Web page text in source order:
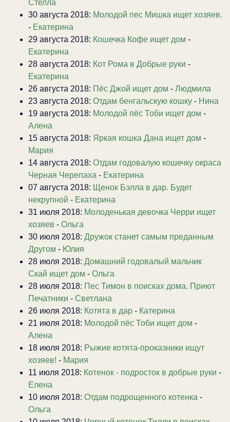
Стелла
30 августа 2018: Молодой пес Мишка ищет хозяев.
- Екатерина
29 августа 2018: Кошечка Кофе ищет дом -
Екатерина
28 августа 2018: Кот Рома в Добрые руки -
Екатерина
26 августа 2018: Пёс Джой ищет дом - Людмила
23 августа 2018: Отдам бенгальскую кошку - Нина
19 августа 2018: Молодой пёс Тоби ищет дом -
Алена
15 августа 2018: Яркая кошка Дана ищет дом -
Мария
14 августа 2018: Отдам годовалую кошечку окраса
Черная Черепаха - Екатерина
07 августа 2018: Щенок Бэлла в дар. Будет
некрупной - Екатерина
31 июля 2018: Молоденькая девочка Черри ищет
хозяев - Ольга
30 июля 2018: Дружок станет самым преданным
Другом - Юлия
28 июля 2018: Домашний годовалый мальчик
Скай ищет дом - Ольга
28 июля 2018: Пес Тимон в поисках дома. Приют
Печатники - Светлана
26 июля 2018: Котята в дар - Катерина
21 июля 2018: Молодой пёс Тоби ищет дом -
Алена
18 июля 2018: Рыжие котята-проказники ищут
хозяев! - Мария
11 июля 2018: Котенок - подросток в добрые руки -
Елена
10 июля 2018: Отдам подрощенного котенка -
Ольга